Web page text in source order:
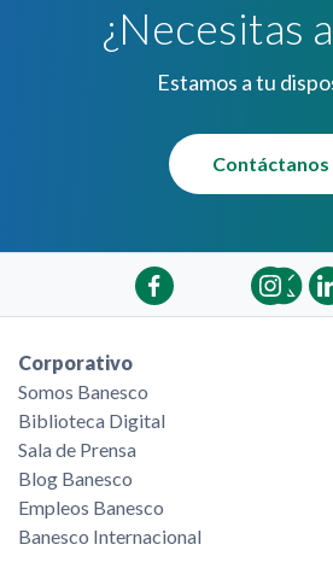
¿Necesitas
Estamos a tu
Contáctanos
Corporativo
Somos Banesco
Biblioteca Digital
Sala de Prensa
Blog Banesco
Empleos Banesco
Banesco Internacional